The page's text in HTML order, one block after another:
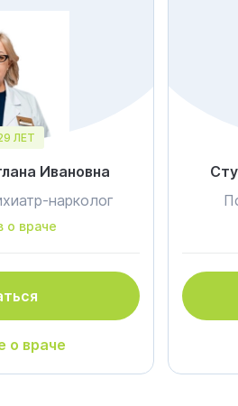
ЛЕТ
Ивановна
нарколог
о враче
о враче